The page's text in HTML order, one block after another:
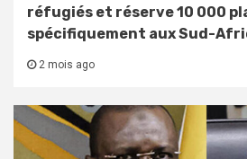
réfugiés et réserve 10 000
spécifiquement aux Sud-
2 mois ago